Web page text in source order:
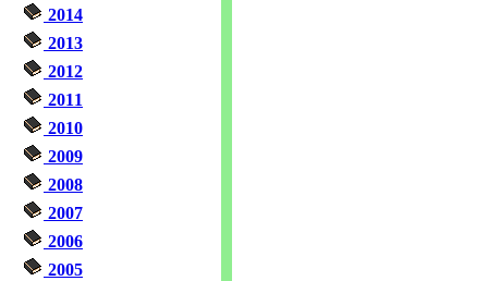
2014
2013
2012
2011
2010
2009
2008
2007
2006
2005